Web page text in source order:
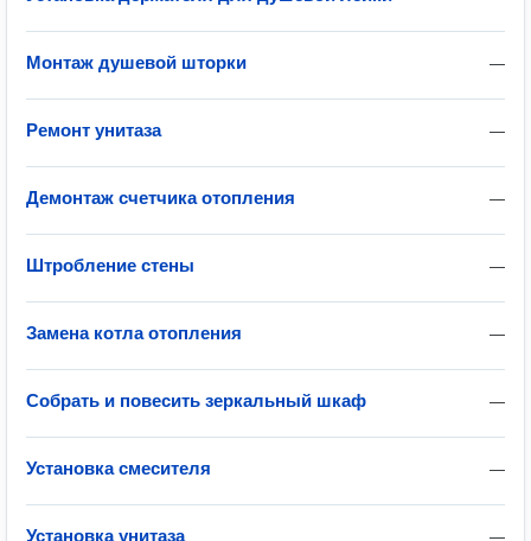
—
Монтаж душевой шторки
—
Ремонт унитаза
—
Демонтаж счетчика отопления
—
Штробление стены
—
Замена котла отопления
—
Собрать и повесить зеркальный шкаф
—
Установка смесителя
—
Установка унитаза